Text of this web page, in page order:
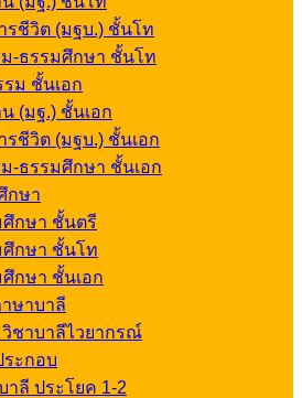
ชีวิต (มฐบ.) ชั้นโท
-ธรรมศึกษา ชั้นโท
ม ชั้นเอก
(มฐ.) ชั้นเอก
ชีวิต (มฐบ.) ชั้นเอก
-ธรรมศึกษา ชั้นเอก
กษา
กษา ชั้นตรี
กษา ชั้นโท
กษา ชั้นเอก
ษาบาลี
วิชาบาลีไวยากรณ์
ะกอบ
าลี ประโยค 1-2